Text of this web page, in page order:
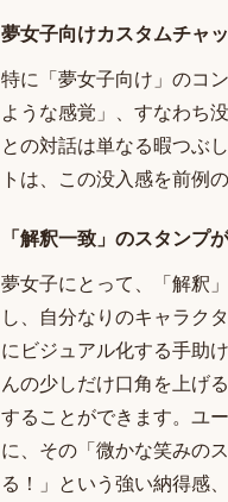
夢女子向けカスタムチャ
特に「夢女子向け」のコ
ような感覚」、すなわち
との対話は単なる暇つぶ
トは、この没入感を前例
「解釈一致」のスタンプ
夢女子にとって、「解釈
し、自分なりのキャラク
にビジュアル化する手助
んの少しだけ口角を上げ
することができます。ユ
に、その「微かな笑みの
る！」という強い納得感